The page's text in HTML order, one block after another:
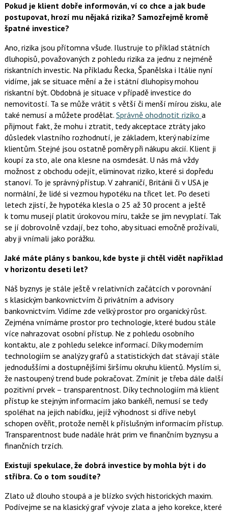
Pokud je klient dobře informován, ví co chce a jak bude
postupovat, hrozí mu nějaká rizika? Samozřejmě kromě
špatné investice?
Ano, rizika jsou přítomna všude. Ilustruje to příklad státních
dluhopisů, považovaných z pohledu rizika za jednu z nejméně
riskantních investic. Na příkladu Řecka, Španělska i Itálie nyní
vidíme, jak se situace mění a že i státní dluhopisy mohou
riskantní být. Obdobná je situace v případě investice do
nemovitostí. Ta se může vrátit s větší či menší mírou zisku, ale
také nemusí a můžete prodělat. Správně ohodnotit riziko a
přijmout fakt, že mohu i ztratit, tedy akceptace ztráty jako
důsledek vlastního rozhodnutí, je základem, který nabízíme
klientům. Stejné jsou ostatně poměry při nákupu akcií. Klient ji
koupí za sto, ale ona klesne na osmdesát. U nás má vždy
možnost z obchodu odejít, eliminovat riziko, které si dopředu
stanoví. To je správný přístup. V zahraničí, Británii či v USA je
normální, že lidé si vezmou hypotéku na třicet let. Po deseti
letech zjistí, že hypotéka klesla o 25 až 30 procent a ještě
k tomu musejí platit úrokovou míru, takže se jim nevyplatí. Tak
se jí dobrovolně vzdají, bez toho, aby situaci emočně prožívali,
aby ji vnímali jako porážku.
Jaké máte plány s bankou, kde byste ji chtěl vidět například
v horizontu deseti let?
Náš byznys je stále ještě v relativních začátcích v porovnání
s klasickým bankovnictvím či privátním a advisory
bankovnictvím. Vidíme zde velký prostor pro organický růst.
Zejména vnímáme prostor pro technologie, které budou stále
více nahrazovat osobní přístup. Ne z pohledu osobního
kontaktu, ale z pohledu selekce informací. Díky moderním
technologiím se analýzy grafů a statistických dat stávají stále
jednoduššími a dostupnějšími širšímu okruhu klientů. Myslím si,
že nastoupený trend bude pokračovat. Zmínit je třeba dále další
pozitivní prvek – transparentnost. Díky technologiím má klient
přístup ke stejným informacím jako bankéři, nemusí se tedy
spoléhat na jejich nabídku, jejíž výhodnost si dříve nebyl
schopen ověřit, protože neměl k příslušným informacím přístup.
Transparentnost bude nadále hrát prim ve finančním byznysu a
finančních trzích.
Existují spekulace, že dobrá investice by mohla být i do
stříbra. Co o tom soudíte?
Zlato už dlouho stoupá a je blízko svých historických maxim.
Podívejme se na klasický graf vývoje zlata a jeho korekce, které